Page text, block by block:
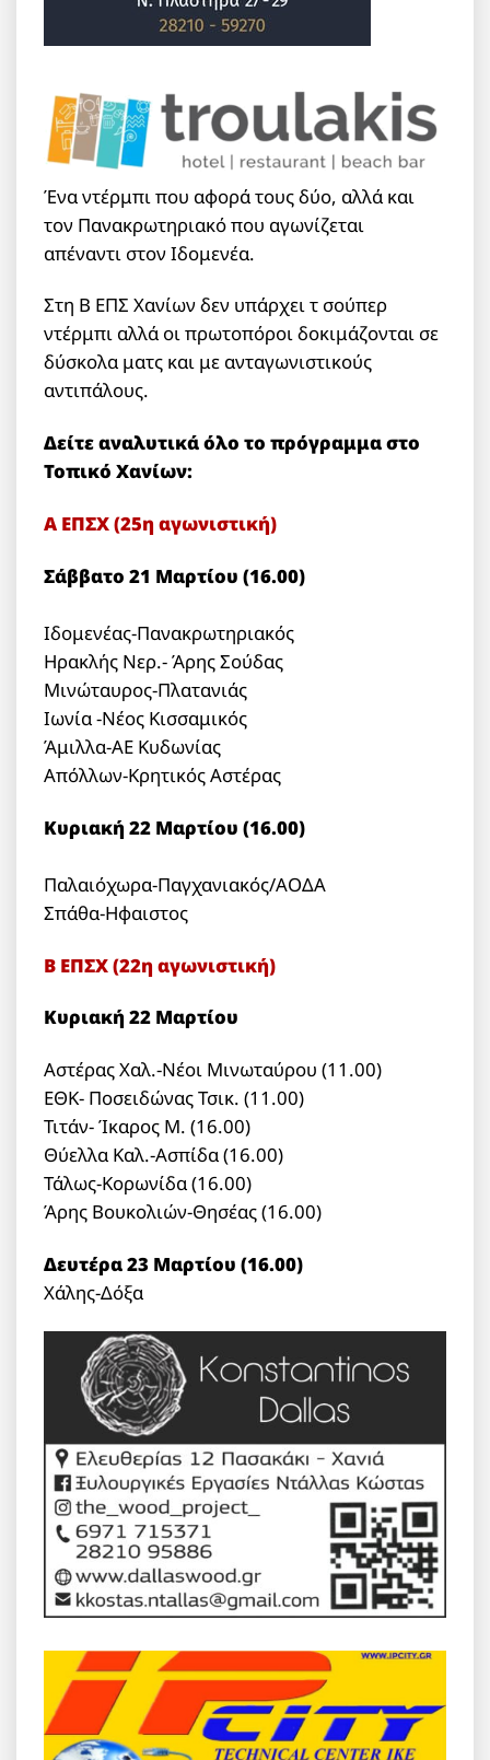
Ένα ντέρμπι που αφορά τους δύο, αλλά και
τον Πανακρωτηριακό που αγωνίζεται
απέναντι στον Ιδομενέα.
Στη Β ΕΠΣ Χανίων δεν υπάρχει τ σούπερ
ντέρμπι αλλά οι πρωτοπόροι δοκιμάζονται σε
δύσκολα ματς και με ανταγωνιστικούς
αντιπάλους.
Δείτε αναλυτικά όλο το πρόγραμμα στο
Τοπικό Χανίων:
Α ΕΠΣΧ (25η αγωνιστική)
Σάββατο 21 Μαρτίου (16.00)
Ιδομενέας-Πανακρωτηριακός
Ηρακλής Νερ.- Άρης Σούδας
Μινώταυρος-Πλατανιάς
Ιωνία -Νέος Κισσαμικός
Άμιλλα-ΑΕ Κυδωνίας
Απόλλων-Κρητικός Αστέρας
Κυριακή 22 Μαρτίου (16.00)
Παλαιόχωρα-Παγχανιακός/ΑΟΔΑ
Σπάθα-Ηφαιστος
Β ΕΠΣΧ (22η αγωνιστική)
Κυριακή 22 Μαρτίου
Αστέρας Χαλ.-Νέοι Μινωταύρου (11.00)
ΕΘΚ- Ποσειδώνας Τσικ. (11.00)
Τιτάν- Ίκαρος Μ. (16.00)
Θύελλα Καλ.-Ασπίδα (16.00)
Τάλως-Κορωνίδα (16.00)
Άρης Βουκολιών-Θησέας (16.00)
Δευτέρα 23 Μαρτίου (16.00)
Χάλης-Δόξα